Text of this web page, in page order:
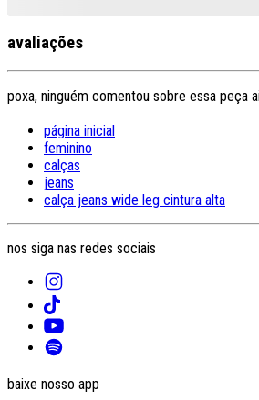
avaliações
poxa, ninguém comentou sobre essa peça
página inicial
feminino
calças
jeans
calça jeans wide leg cintura alta
nos siga nas redes sociais
baixe nosso app